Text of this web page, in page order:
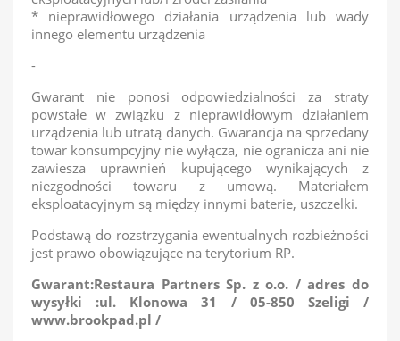
* nieprawidłowego działania urządzenia lub wady
innego elementu urządzenia
-
Gwarant nie ponosi odpowiedzialności za straty
powstałe w związku z nieprawidłowym działaniem
urządzenia lub utratą danych. Gwarancja na sprzedany
towar konsumpcyjny nie wyłącza, nie ogranicza ani nie
zawiesza uprawnień kupującego wynikających z
niezgodności towaru z umową. Materiałem
eksploatacyjnym są między innymi baterie, uszczelki.
Podstawą do rozstrzygania ewentualnych rozbieżności
jest prawo obowiązujące na terytorium RP.
Gwarant:Restaura Partners Sp. z o.o. / adres do
wysyłki :ul. Klonowa 31 / 05-850 Szeligi /
www.brookpad.pl /